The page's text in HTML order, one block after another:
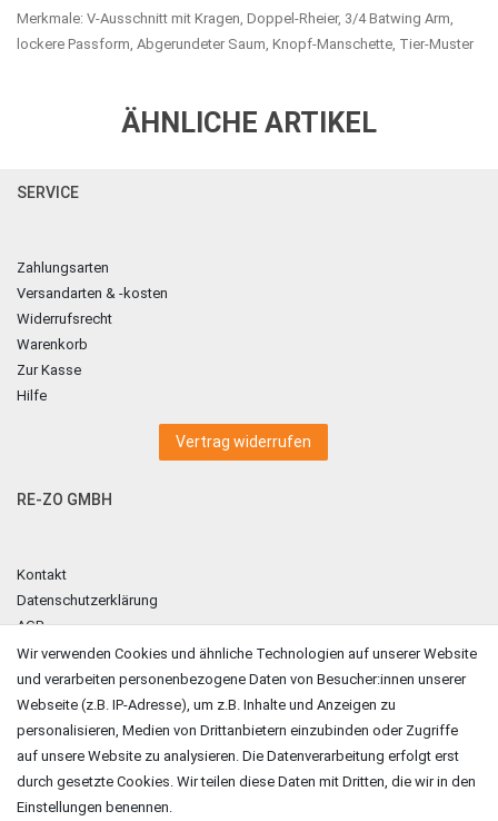
Merkmale: V-Ausschnitt mit Kragen, Doppel-Rheier, 3/4 Batwing Arm,
lockere Passform, Abgerundeter Saum, Knopf-Manschette, Tier-Muster
ÄHNLICHE ARTIKEL
SERVICE
Zahlungsarten
Versandarten & -kosten
Widerrufsrecht
Warenkorb
Zur Kasse
Hilfe
Vertrag widerrufen
RE-ZO GMBH
Kontakt
Datenschutzerklärung
AGB
Impressum
ZAHLUNGSARTEN
Wir verwenden Cookies und ähnliche Technologien auf unserer Website
und verarbeiten personenbezogene Daten von Besucher:innen unserer
Webseite (z.B. IP-Adresse), um z.B. Inhalte und Anzeigen zu
personalisieren, Medien von Drittanbietern einzubinden oder Zugriffe
auf unsere Website zu analysieren. Die Datenverarbeitung erfolgt erst
durch gesetzte Cookies. Wir teilen diese Daten mit Dritten, die wir in den
Einstellungen benennen.